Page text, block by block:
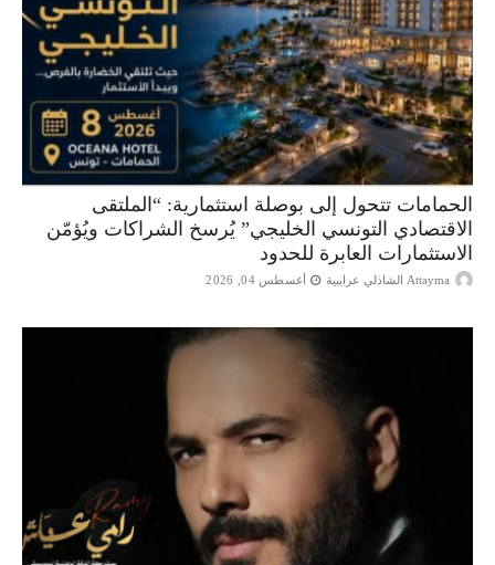
الحمامات تتحول إلى بوصلة استثمارية: “الملتقى
الاقتصادي التونسي الخليجي” يُرسخ الشراكات ويُؤمّن
الاستثمارات العابرة للحدود
Attayma الشاذلي عرايبية أغسطس 04, 2026